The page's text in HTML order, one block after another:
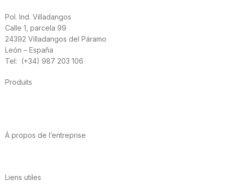
Pol. Ind. Villadangos
Calle 1, parcela 99
24392 Villadangos del Páramo
León – España
Tel: (+34) 987 203 106
Produits
À propos de l’entreprise
Liens utiles